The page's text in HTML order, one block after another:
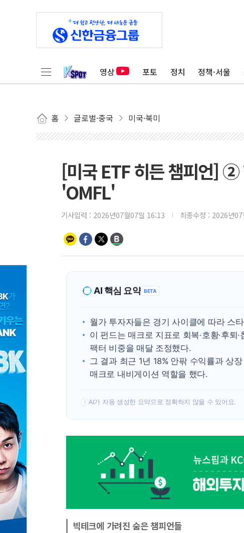
영상 포토 정치 정책·서울
홈 글로벌·중국 미국·북미
[미국 ETF 히든 챔피언] ②
'OMFL'
기사입력 : 2026년07월07일 16:13 최종수정 : 2026년
AI 핵심 요약 BETA
월가 투자자들은 경기 사이클에 따라 스
이 펀드는 매크로 지표로 회복·호황·후퇴
팩터 비중을 매달 조정했다.
그 결과 최근 1년 18% 안팎 수익률과 상
매크로 내비게이션 역할을 했다.
! AI가 자동 생성한 요약으로 정확하지 않을 수 있어요.
빅테크에 가려진 숨은 챔피언들